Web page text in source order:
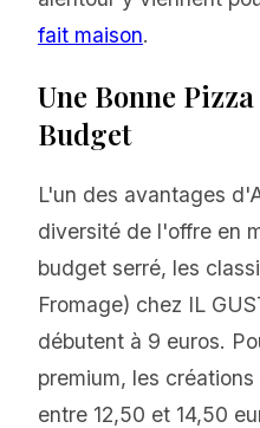
fait maison.
Une Bonne
Budget
L'un des avantages
diversité de l'offre en
budget serré, les
Fromage) chez IL
débutent à 9 euros.
premium, les
entre 12,50 et 14,50